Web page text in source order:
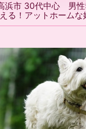
市 30代中心 男
る！アットホームな